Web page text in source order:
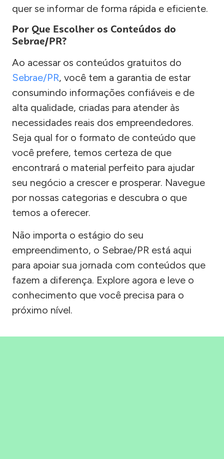
quer se informar de forma rápida e eficiente.
Por Que Escolher os Conteúdos do
Sebrae/PR?
Ao acessar os conteúdos gratuitos do
Sebrae/PR, você tem a garantia de estar
consumindo informações confiáveis e de
alta qualidade, criadas para atender às
necessidades reais dos empreendedores.
Seja qual for o formato de conteúdo que
você prefere, temos certeza de que
encontrará o material perfeito para ajudar
seu negócio a crescer e prosperar. Navegue
por nossas categorias e descubra o que
temos a oferecer.
Não importa o estágio do seu
empreendimento, o Sebrae/PR está aqui
para apoiar sua jornada com conteúdos que
fazem a diferença. Explore agora e leve o
conhecimento que você precisa para o
próximo nível.